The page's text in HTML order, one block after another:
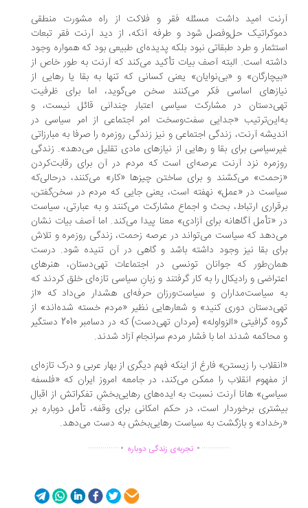
امید داشت مسئله فقر و فلاکت از راه مشورت منطقی
حل‌‌وفصل شود و طرفه آنکه، از دید آرنت فقر تبعات
و طرد طبقاتی نبود بلکه پدیده‌ای طبیعی بود که همواره وجود
است. البته آصف بیات تأکید می‌کند که آرنت به‌ طور خاص از
و «بی‌نوایان» یعنی کسانی که تنها به بقا یا رهایی از
اساسی فکر می‌کنند سخن می‌گوید، اما برای ظرفیت
در مشارکت سیاسی اعتبار چندانی قائل نیست، و
«جدایی سفت‌وسخت امر اجتماعی از امر سیاسی در
آرنت، زندگی اجتماعی و نیز زندگی روزمره را صرفا به مبارزاتی
برای بقا و رهایی از نیازهای مادی تقلیل می‌دهد». زندگی
نزد آرنت عرصه‌ای است که مردم در آن برای رقابت‌کردن
می‌کشند و برای ساختن چیزها «کار» می‌کنند، درحالی‌که
در «عمل» نهفته است، یعنی جایی که مردم در سخن‌گفتن،
ارتباط، بحث و اجماع مشارکت می‌کنند و به عبارتی، سیاست
«تأمل آگاهانه برای آزادی» معنا پیدا می‌کند. اما آصف بیات نشان
که سیاست می‌تواند در عرصه زحمت، زندگی روزمره و تلاش
بقا نیز وجود داشته باشد و گاهی در آن تنیده شود. درست
که جوانان تونسی در اجتماعات تهی‌دستان، هنرهای
و رادیکال را به کار گرفتند و زبانِ سیاسی تازه‌ای خلق کردند که
سیاست‌مداران و سیاست‌ورزان حرفه‌ای هشدار می‌داد که «از
دوری کنید» و شعارهایی نظیر «مردم خسته شده‌اند» از
گروه گرافیتی «الزواوله» (مردان تهی‌دست) که در دسامبر 2010 دستگیر
شدند اما با فشار مردم سرانجام آزاد شدند.
را زیستن» فارغ از اینکه فهم دیگری از بهار عربی و درک تازه‌ای
مفهوم انقلاب را ممکن می‌کند، در جامعه امروز‌ ایران که «فلسفه
هانا آرنت نسبت به ایده‌های رهایی‌بخشِ تفکراتش از اقبال
برخوردار است، در حکم امکانی برای وقفه، تأمل دوباره بر
و بازگشت به سیاست رهایی‌بخش به دست می‌دهد.
................تجربه‌ی زندگی دوباره ...............